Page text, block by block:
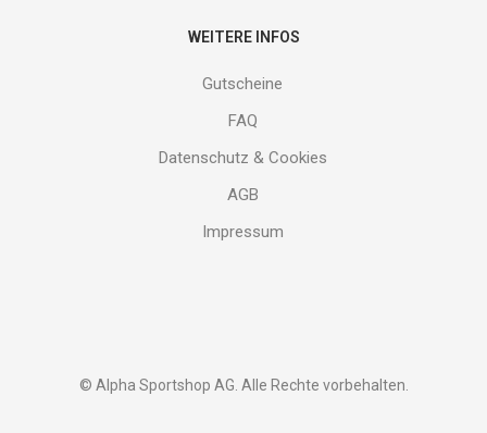
WEITERE INFOS
Gutscheine
FAQ
Datenschutz & Cookies
AGB
Impressum
© Alpha Sportshop AG. Alle Rechte vorbehalten.